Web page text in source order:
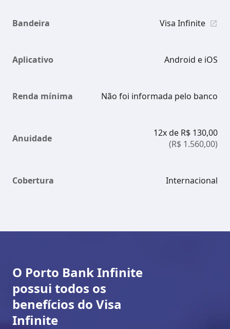
Bandeira Visa Infinite
Aplicativo Android e iOS
Renda mínima Não foi informada pelo banco
Anuidade
12x de R$ 130,00
(R$ 1.560,00)
Cobertura Internacional
O Porto Bank Infinite
possui todos os
benefícios do Visa
Infinite